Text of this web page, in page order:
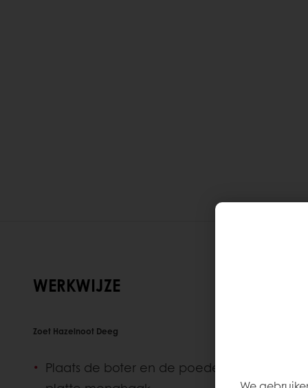
WERKWIJZE
Zoet Hazelnoot Deeg
Plaats de boter en de poedersuiker in de